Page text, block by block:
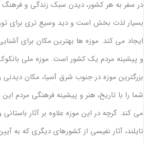
در سفر به هر کشور، دیدن سبک زندگی و فرهنگ
بسیار لذت بخش است و دید وسیع تری برای
ایجاد می کند. موزه ها بهترین مکان برای
و پیشینه مردم یک کشور است. موزه ملی بانکوک
بزرگترین موزه در جنوب شرق آسیا، مکان
شما را با تاریخ، هنر و پیشینه فرهنگی مردم این
می کند. گرچه در این موزه علاوه بر آثار
تایلند، آثار نفیسی از کشورهای دیگری که به